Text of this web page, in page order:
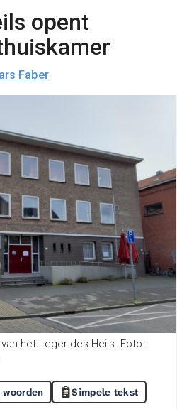
opent
Faber
het Leger des Heils. Foto:
Simpele tekst